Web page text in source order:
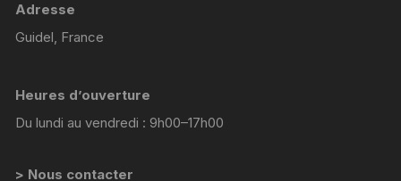
Adresse
Guidel, France
Heures d’ouverture
Du lundi au vendredi : 9h00–17h00
> Nous contacter